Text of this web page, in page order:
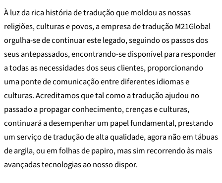
À luz da rica história de tradução que moldou as nossas
religiões, culturas e povos, a empresa de tradução M21Global
orgulha-se de continuar este legado, seguindo os passos dos
seus antepassados, encontrando-se disponível para responder
a todas as necessidades dos seus clientes, proporcionando
uma ponte de comunicação entre diferentes idiomas e
culturas. Acreditamos que tal como a tradução ajudou no
passado a propagar conhecimento, crenças e culturas,
continuará a desempenhar um papel fundamental, prestando
um serviço de tradução de alta qualidade, agora não em tábuas
de argila, ou em folhas de papiro, mas sim recorrendo às mais
avançadas tecnologias ao nosso dispor.